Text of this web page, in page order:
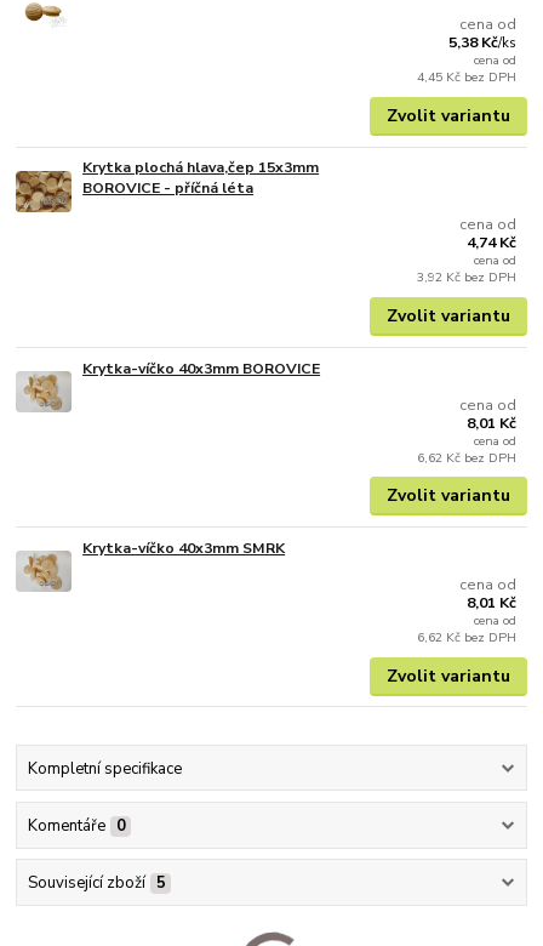
cena od
5,38 Kč/ks
cena od
4,45 Kč bez DPH
Zvolit variantu
Krytka plochá hlava,čep 15x3mm
BOROVICE - příčná léta
cena od
4,74 Kč
cena od
3,92 Kč bez DPH
Zvolit variantu
Krytka-víčko 40x3mm BOROVICE
cena od
8,01 Kč
cena od
6,62 Kč bez DPH
Zvolit variantu
Krytka-víčko 40x3mm SMRK
cena od
8,01 Kč
cena od
6,62 Kč bez DPH
Zvolit variantu
Kompletní specifikace
Komentáře 0
Související zboží 5